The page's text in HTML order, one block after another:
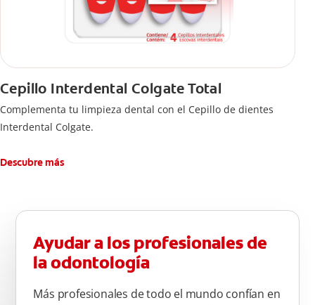
Cepillo Interdental Colgate Total
Complementa tu limpieza dental con el Cepillo de dientes
Interdental Colgate.
Descubre más
Ayudar a los profesionales de
la odontología
Más profesionales de todo el mundo confían en